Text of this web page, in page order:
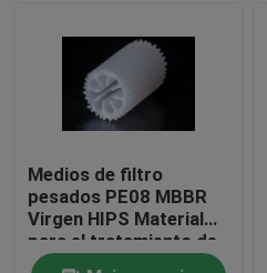
Medios de filtro
pesados PE08 MBBR
Virgen HIPS Material
para el tratamiento de
aguas residuales